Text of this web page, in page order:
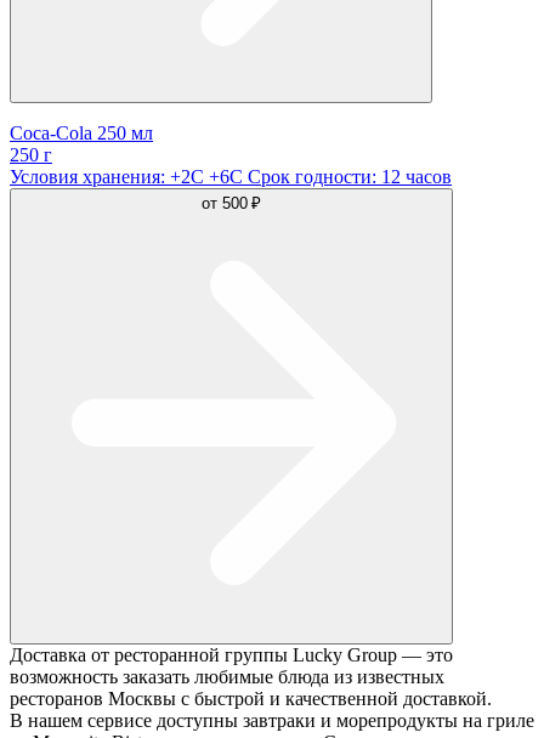
Coca-Cola 250 мл
250 г
Условия хранения: +2С +6С Срок годности: 12 часов
от 500 ₽
Доставка от ресторанной группы Lucky Group — это
возможность заказать любимые блюда из известных
ресторанов Москвы с быстрой и качественной доставкой.
В нашем сервисе доступны завтраки и морепродукты на гриле